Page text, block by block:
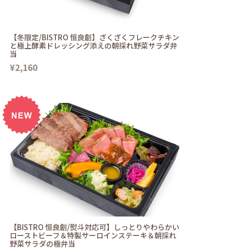
【冬限定/BISTRO 恒良創】ざくざくフレークチキン
と極上酵素ドレッシング添えの朝採れ野菜サラダ弁
当
¥2,160
【BISTRO 恒良創/熨斗対応可】しっとりやわらかい
ローストビーフ＆特製サーロインステーキ＆朝採れ
野菜サラダの極弁当